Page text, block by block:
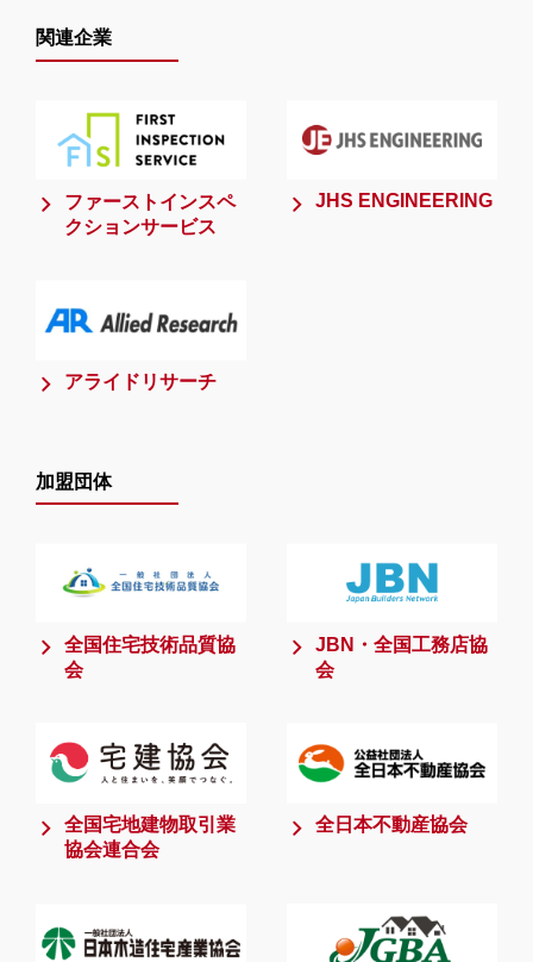
関連企業
ファーストインスペ
クションサービス
JHS ENGINEERING
アライドリサーチ
加盟団体
全国住宅技術品質協
会
JBN・全国工務店協
会
全国宅地建物取引業
協会連合会
全日本不動産協会